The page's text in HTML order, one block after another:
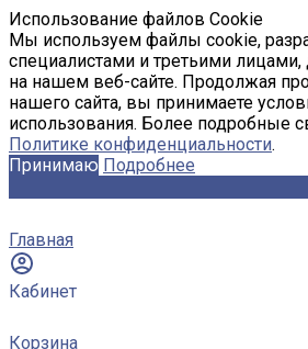
Использование файлов Cookie
Мы используем файлы cookie,
специалистами и третьими лицами,
на нашем веб-сайте. Продолжая
нашего сайта, вы принимаете
использования. Более подробные
Политике конфиденциальности.
Принимаю Подробнее
Главная
Кабинет
Корзина